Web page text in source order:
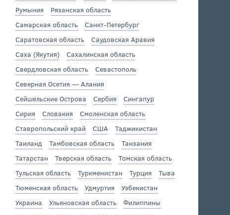
Румыния
Рязанская область
Самарская область
Санкт-Петербург
Саратовская область
Саудовская Аравия
Саха (Якутия)
Сахалинская область
Свердловская область
Севастополь
Северная Осетия — Алания
Сейшельские Острова
Сербия
Сингапур
Сирия
Словакия
Смоленская область
Ставропольский край
США
Таджикистан
Таиланд
Тамбовская область
Танзания
Татарстан
Тверская область
Томская область
Тульская область
Туркменистан Турция
Тыва
Тюменская область
Удмуртия
Узбекистан
Украина
Ульяновская область
Филиппины